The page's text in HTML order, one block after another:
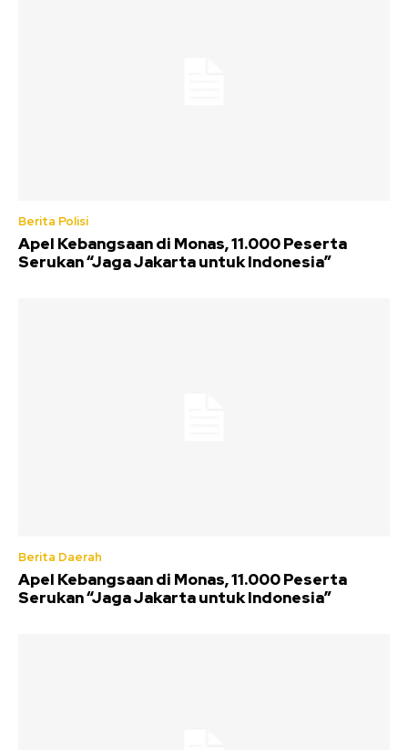
Berita Polisi
Apel Kebangsaan di Monas, 11.000 Peserta
Serukan “Jaga Jakarta untuk Indonesia”
Berita Daerah
Apel Kebangsaan di Monas, 11.000 Peserta
Serukan “Jaga Jakarta untuk Indonesia”